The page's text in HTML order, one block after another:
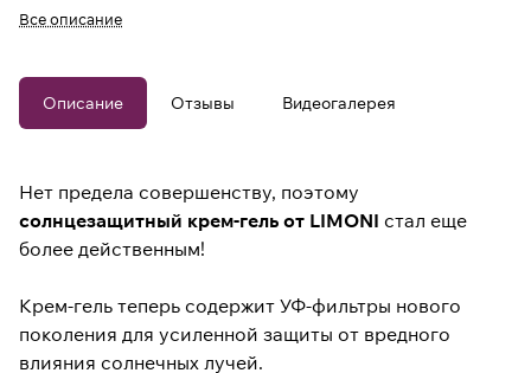
Все описание
Описание Отзывы Видеогалерея
Нет предела совершенству, поэтому
солнцезащитный крем-гель от LIMONI стал еще
более действенным!
Крем-гель теперь содержит УФ-фильтры нового
поколения для усиленной защиты от вредного
влияния солнечных лучей.